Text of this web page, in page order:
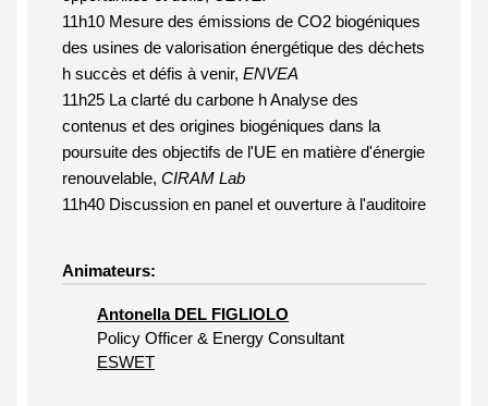
11h10 Mesure des émissions de CO2 biogéniques
des usines de valorisation énergétique des déchets
h succès et défis à venir, ENVEA
11h25 La clarté du carbone h Analyse des
contenus et des origines biogéniques dans la
poursuite des objectifs de l'UE en matière d'énergie
renouvelable, CIRAM Lab
11h40 Discussion en panel et ouverture à l'auditoire
Animateurs:
Antonella DEL FIGLIOLO
Policy Officer & Energy Consultant
ESWET